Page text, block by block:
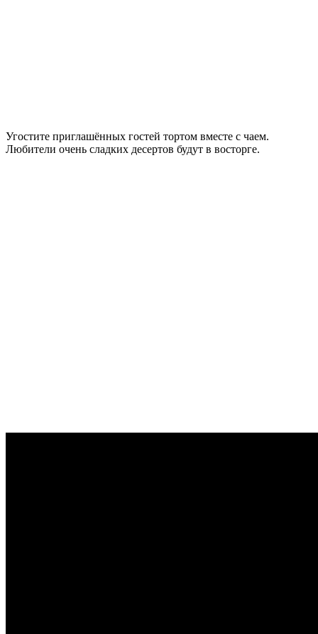
Угостите приглашённых гостей тортом вместе с чаем.
Любители очень сладких десертов будут в восторге.